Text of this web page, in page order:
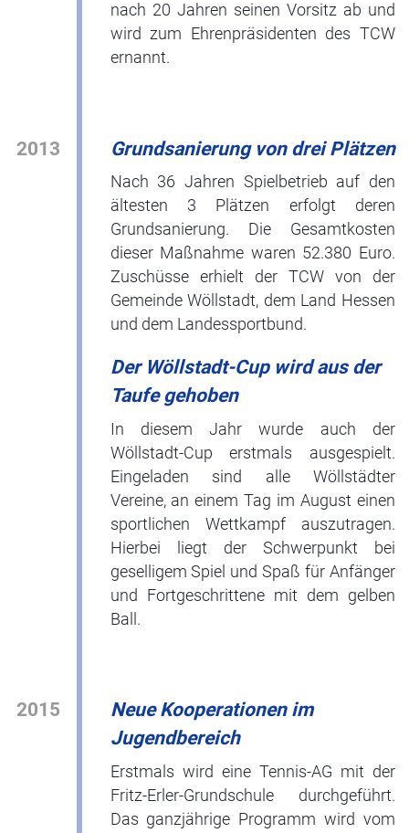
nach 20 Jahren seinen Vorsitz ab und
wird zum Ehrenpräsidenten des TCW
ernannt.
2013 Grundsanierung von drei Plätzen
Nach 36 Jahren Spielbetrieb auf den
ältesten 3 Plätzen erfolgt deren
Grundsanierung. Die Gesamtkosten
dieser Maßnahme waren 52.380 Euro.
Zuschüsse erhielt der TCW von der
Gemeinde Wöllstadt, dem Land Hessen
und dem Landessportbund.
Der Wöllstadt-Cup wird aus der
Taufe gehoben
In diesem Jahr wurde auch der
Wöllstadt-Cup erstmals ausgespielt.
Eingeladen sind alle Wöllstädter
Vereine, an einem Tag im August einen
sportlichen Wettkampf auszutragen.
Hierbei liegt der Schwerpunkt bei
geselligem Spiel und Spaß für Anfänger
und Fortgeschrittene mit dem gelben
Ball.
2015
Neue Kooperationen im
Jugendbereich
Erstmals wird eine Tennis-AG mit der
Fritz-Erler-Grundschule durchgeführt.
Das ganzjährige Programm wird vom